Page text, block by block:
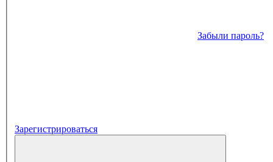
Забыли пароль?
Зарегистрироваться